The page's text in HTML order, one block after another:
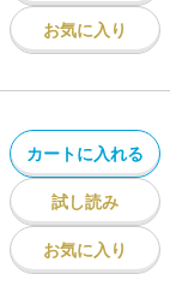
お気に入り
カートに入れる
試し読み
お気に入り